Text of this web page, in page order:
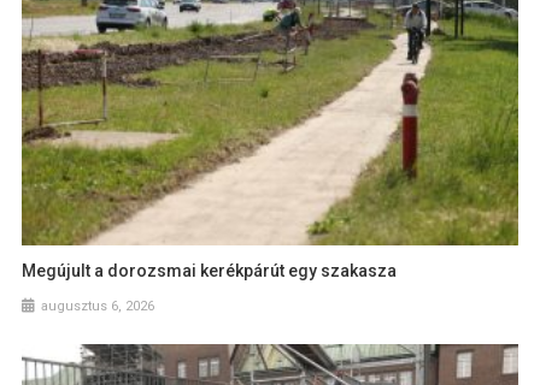
Megújult a dorozsmai kerékpárút egy szakasza
augusztus 6, 2026